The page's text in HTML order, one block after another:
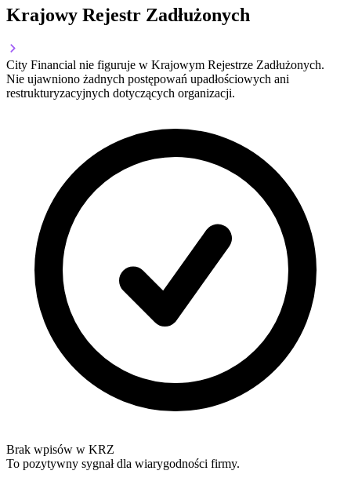
Krajowy Rejestr Zadłużonych
City Financial nie figuruje w Krajowym Rejestrze Zadłużonych.
Nie ujawniono żadnych postępowań upadłościowych ani
restrukturyzacyjnych dotyczących organizacji.
Brak wpisów w KRZ
To pozytywny sygnał dla wiarygodności firmy.